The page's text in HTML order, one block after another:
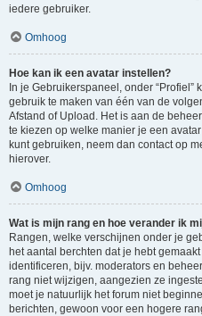
iedere gebruiker.
Omhoog
Hoe kan ik een avatar instellen?
In je Gebruikerspaneel, onder
gebruik te maken van één van de
Afstand of Upload. Het is aan de
te kiezen op welke manier je een
kunt gebruiken, neem dan contact op
hierover.
Omhoog
Wat is mijn rang en hoe verander ik
Rangen, welke verschijnen onder je
het aantal berchten dat je hebt
identificeren, bijv. moderators en
rang niet wijzigen, aangezien ze
moet je natuurlijk het forum niet
berichten, gewoon voor een hogere